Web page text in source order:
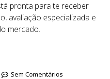
pronta para te receber
avaliação especializada e
mercado.
Sem Comentários